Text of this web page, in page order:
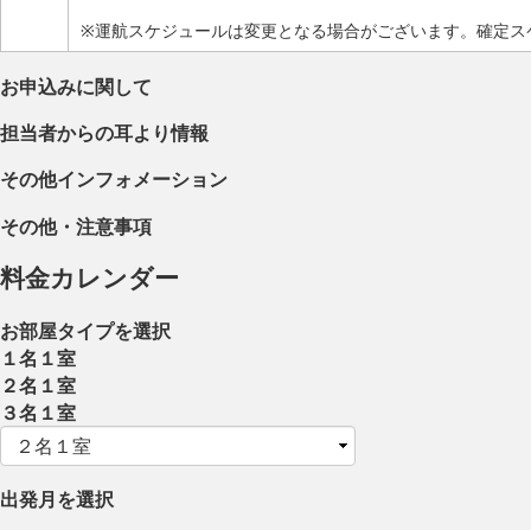
※運航スケジュールは変更となる場合がございます。確定
お申込みに関して
担当者からの耳より情報
その他インフォメーション
その他・注意事項
料金カレンダー
お部屋タイプを選択
１名１室
２名１室
３名１室
出発月を選択